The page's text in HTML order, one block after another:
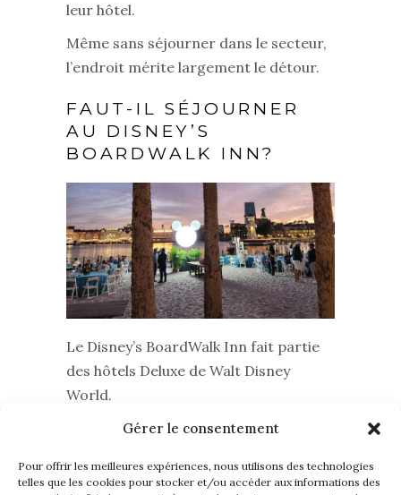
Gérer le consentement
Pour offrir les meilleures expériences, nous utilisons des technologies
telles que les cookies pour stocker et/ou accéder aux informations des
leur hôtel.
Même sans séjourner dans le secteur,
l’endroit mérite largement le détour.
FAUT-IL SÉJOURNER
AU DISNEY’S
BOARDWALK INN?
Le Disney’s BoardWalk Inn fait partie
des hôtels Deluxe de Walt Disney
World.
Son principal atout reste son
rejoindre EPCOT à pied en quelques